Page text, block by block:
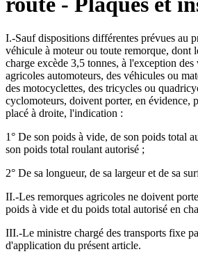
I.-Sauf dispositions différentes prévues au
véhicule à moteur ou toute remorque, dont
charge excède 3,5 tonnes, à l'exception
agricoles automoteurs, des véhicules ou
des motocyclettes, des tricycles ou
cyclomoteurs, doivent porter, en évidence,
placé à droite, l'indication :
1° De son poids à vide, de son poids total
son poids total roulant autorisé ;
2° De sa longueur, de sa largeur et de sa
II.-Les remorques agricoles ne doivent
poids à vide et du poids total autorisé en
III.-Le ministre chargé des transports fixe
d'application du présent article.